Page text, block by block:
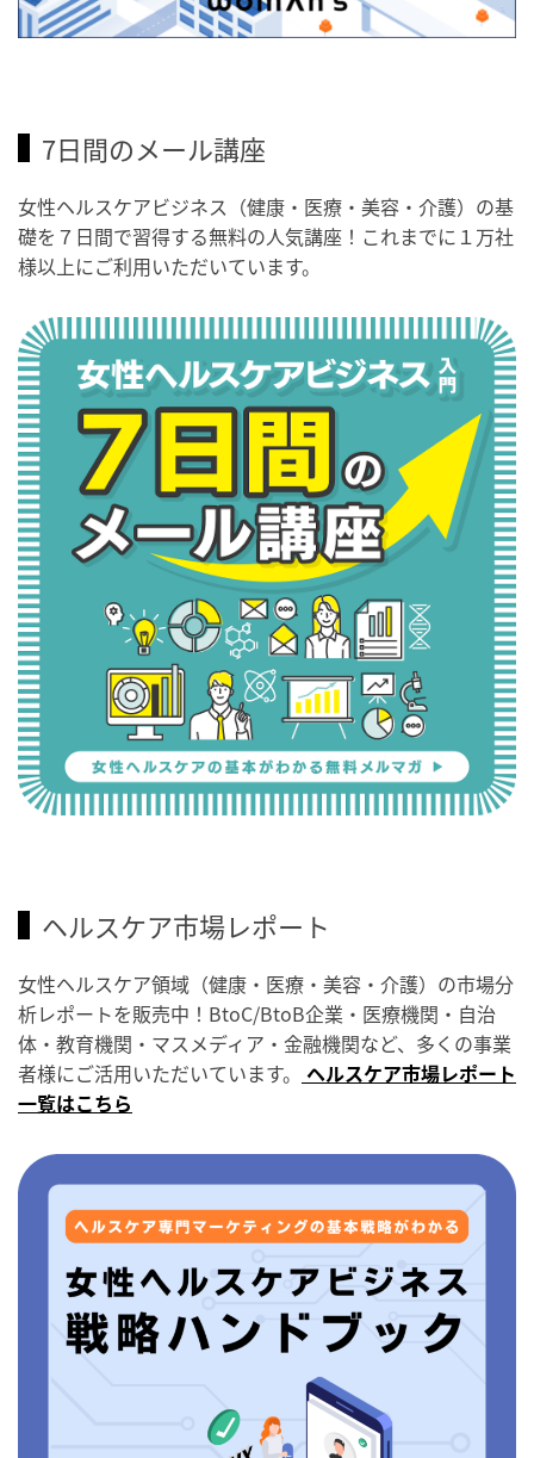
7日間のメール講座
女性ヘルスケアビジネス（健康・医療・美容・介護）の基
礎を７日間で習得する無料の人気講座！これまでに１万社
様以上にご利用いただいています。
ヘルスケア市場レポート
女性ヘルスケア領域（健康・医療・美容・介護）の市場分
析レポートを販売中！BtoC/BtoB企業・医療機関・自治
体・教育機関・マスメディア・金融機関など、多くの事業
者様にご活用いただいています。 ヘルスケア市場レポート
一覧はこちら